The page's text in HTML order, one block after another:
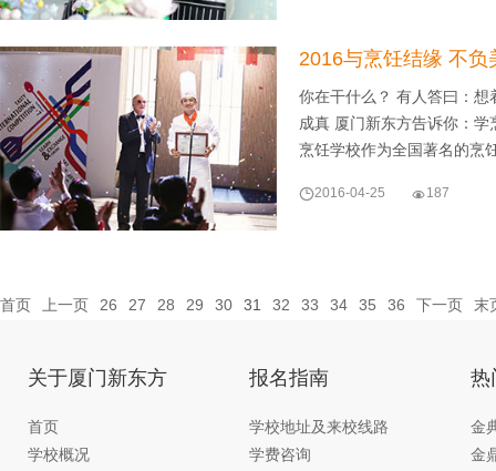
2016与烹饪结缘 不负
你在干什么？ 有人答曰：
成真 厦门新东方告诉你：
烹饪学校作为全国著名的
2016-04-25 187
首页 上一页 26 27 28 29 30 31 32 33 34 35 36 下一页 末
关于厦门新东方
首页
学校概况
报名指南
学校地址及来校线路
学费咨询
热
金
金